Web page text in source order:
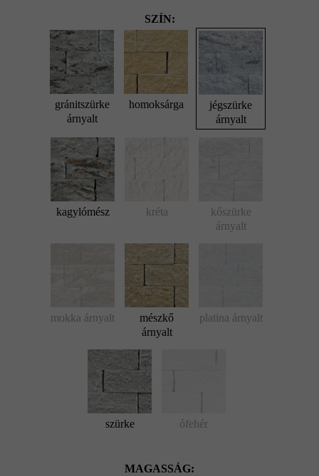
SZÍN:
gránitszürke
árnyalt
homoksárga
jégszürke
árnyalt
kagylómész kréta
kőszürke
árnyalt
mokka árnyalt
mészkő
árnyalt
platina árnyalt
szürke ófehér
MAGASSÁG: